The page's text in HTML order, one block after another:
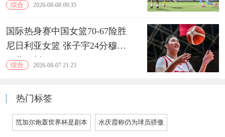
综合 2026-08-08 09:35
国际热身赛中国女篮70-67险胜
尼日利亚女篮 张子宇24分穆萨
15分10板
综合 2026-08-07 21:23
热门标签
范加尔炮轰世界杯是剧本 水庆霞称仍为球员骄傲